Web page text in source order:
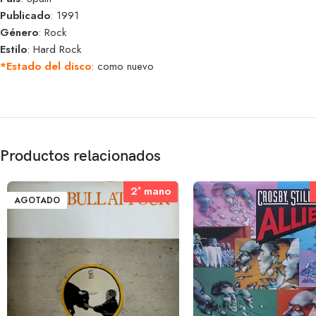
Publicado: 1991
Género: Rock
Estilo: Hard Rock
*Estado del disco: como nuevo
Productos relacionados
AGOTADO
2ª mano
2ª mano